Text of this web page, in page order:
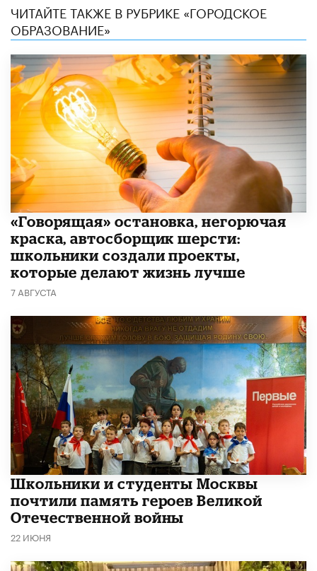
ЧИТАЙТЕ ТАКЖЕ В РУБРИКЕ «ГОРОДСКОЕ
ОБРАЗОВАНИЕ»
​«Говорящая» остановка, негорючая
краска, автосборщик шерсти:
школьники создали проекты,
которые делают жизнь лучше
7 АВГУСТА
Школьники и студенты Москвы
почтили память героев Великой
Отечественной войны
22 ИЮНЯ